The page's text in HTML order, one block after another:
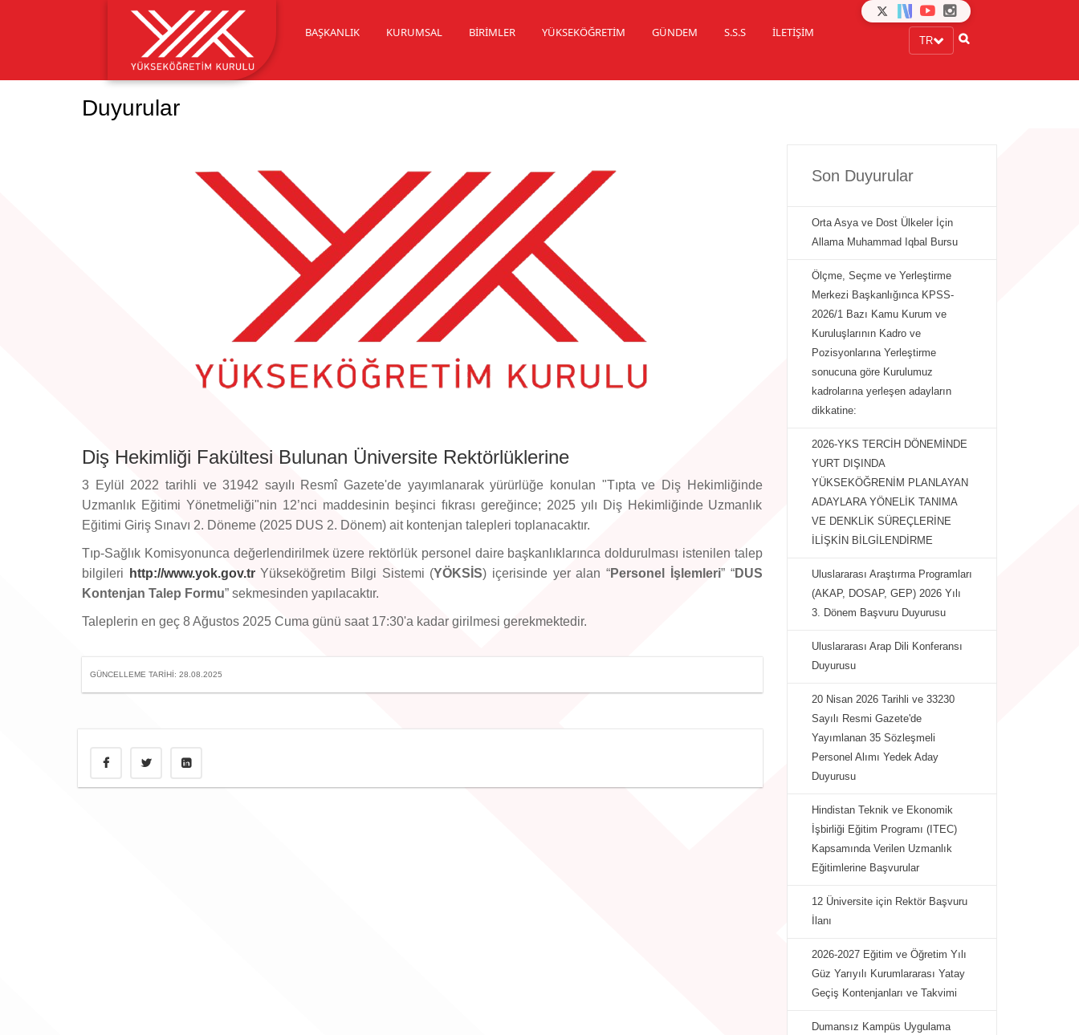
BAŞKANLIK KURUMSAL BİRİMLER YÜKSEKÖĞRETİM GÜNDEM S.S.S İLETİŞİM
TR
Duyurular
Diş Hekimliği Fakültesi Bulunan Üniversite Rektörlüklerine
3 Eylül 2022 tarihli ve 31942 sayılı Resmî Gazete'de yayımlanarak yürürlüğe konulan "Tıpta ve Diş Hekimliğinde
Uzmanlık Eğitimi Yönetmeliği"nin 12’nci maddesinin beşinci fıkrası gereğince; 2025 yılı Diş Hekimliğinde Uzmanlık
Eğitimi Giriş Sınavı 2. Döneme (2025 DUS 2. Dönem) ait kontenjan talepleri toplanacaktır.
Tıp-Sağlık Komisyonunca değerlendirilmek üzere rektörlük personel daire başkanlıklarınca doldurulması istenilen talep
bilgileri
http://www.yok.gov.tr Yükseköğretim Bilgi Sistemi (YÖKSİS) içerisinde yer alan “Personel İşlemleri” “DUS
Kontenjan Talep Formu” sekmesinden yapılacaktır.
Taleplerin en geç 8 Ağustos 2025 Cuma günü saat 17:30'a kadar girilmesi gerekmektedir.
GÜNCELLEME TARIHI: 28.08.2025
Son Duyurular
Orta Asya ve Dost Ülkeler İçin
Allama Muhammad Iqbal Bursu
Ölçme, Seçme ve Yerleştirme
Merkezi Başkanlığınca KPSS-
2026/1 Bazı Kamu Kurum ve
Kuruluşlarının Kadro ve
Pozisyonlarına Yerleştirme
sonucuna göre Kurulumuz
kadrolarına yerleşen adayların
dikkatine:
2026-YKS TERCİH DÖNEMİNDE
YURT DIŞINDA
YÜKSEKÖĞRENİM PLANLAYAN
ADAYLARA YÖNELİK TANIMA
VE DENKLİK SÜREÇLERİNE
İLİŞKİN BİLGİLENDİRME
Uluslararası Araştırma Programları
(AKAP, DOSAP, GEP) 2026 Yılı
3. Dönem Başvuru Duyurusu
Uluslararası Arap Dili Konferansı
Duyurusu
20 Nisan 2026 Tarihli ve 33230
Sayılı Resmi Gazete'de
Yayımlanan 35 Sözleşmeli
Personel Alımı Yedek Aday
Duyurusu
Hindistan Teknik ve Ekonomik
İşbirliği Eğitim Programı (ITEC)
Kapsamında Verilen Uzmanlık
Eğitimlerine Başvurular
12 Üniversite için Rektör Başvuru
İlanı
2026-2027 Eğitim ve Öğretim Yılı
Güz Yarıyılı Kurumlararası Yatay
Geçiş Kontenjanları ve Takvimi
Dumansız Kampüs Uygulama